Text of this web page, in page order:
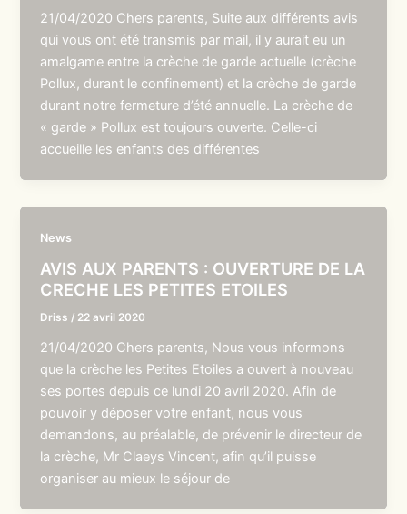
21/04/2020 Chers parents, Suite aux différents avis
qui vous ont été transmis par mail, il y aurait eu un
amalgame entre la crèche de garde actuelle (crèche
Pollux, durant le confinement) et la crèche de garde
durant notre fermeture d’été annuelle. La crèche de
« garde » Pollux est toujours ouverte. Celle-ci
accueille les enfants des différentes
News
AVIS AUX PARENTS : OUVERTURE DE LA
CRECHE LES PETITES ETOILES
Driss / 22 avril 2020
21/04/2020 Chers parents, Nous vous informons
que la crèche les Petites Etoiles a ouvert à nouveau
ses portes depuis ce lundi 20 avril 2020. Afin de
pouvoir y déposer votre enfant, nous vous
demandons, au préalable, de prévenir le directeur de
la crèche, Mr Claeys Vincent, afin qu’il puisse
organiser au mieux le séjour de